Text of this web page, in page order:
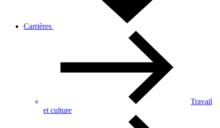
Carrières
Travail
et culture